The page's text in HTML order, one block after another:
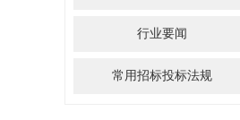
行业要闻
常用招标投标法规